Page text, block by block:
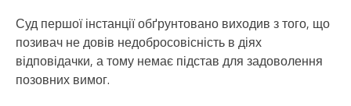
Суд першої інстанції обґрунтовано виходив з того, що
позивач не довів недобросовісність в діях
відповідачки, а тому немає підстав для задоволення
позовних вимог.